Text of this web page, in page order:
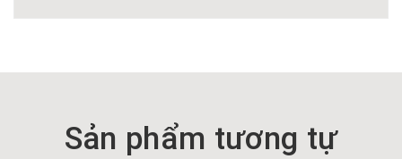
Sản phẩm tương tự